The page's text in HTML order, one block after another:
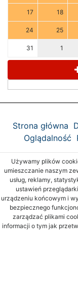
17 18
24 25
31 1
Strona główna
Oglądalność
Używamy plików
umieszczanie naszym
usług, reklamy,
ustawień
urządzeniu końcowym i
bezpiecznego
zarządzać plikami
informacji o tym jak